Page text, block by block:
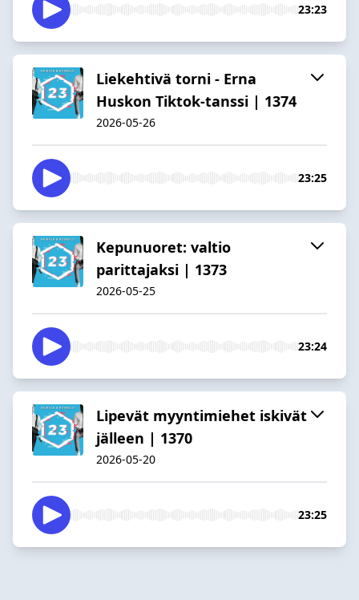
23:23
Liekehtivä torni - Erna
Huskon Tiktok-tanssi | 1374
2026-05-26
23:25
Kepunuoret: valtio
parittajaksi | 1373
2026-05-25
23:24
Lipevät myyntimiehet iskivät
jälleen | 1370
2026-05-20
23:25